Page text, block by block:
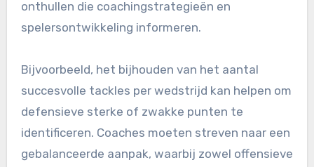
onthullen die coachingstrategieën en
spelersontwikkeling informeren.
Bijvoorbeeld, het bijhouden van het aantal
succesvolle tackles per wedstrijd kan helpen om
defensieve sterke of zwakke punten te
identificeren. Coaches moeten streven naar een
gebalanceerde aanpak, waarbij zowel offensieve